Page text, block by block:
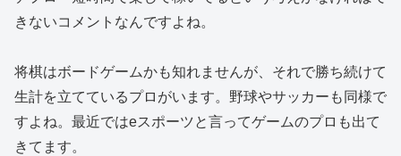
きないコメントなんですよね。
将棋はボードゲームかも知れませんが、それで勝ち続けて
生計を立てているプロがいます。野球やサッカーも同様で
すよね。最近ではeスポーツと言ってゲームのプロも出て
きてます。